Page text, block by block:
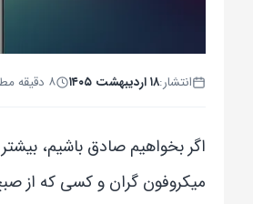
انتشار:۱۸ اردیبهشت ۱۴۰۵ ۸ دقیقه مطالعه
اگر بخواهیم صادق باشیم،
میکروفون گران و کسی که از